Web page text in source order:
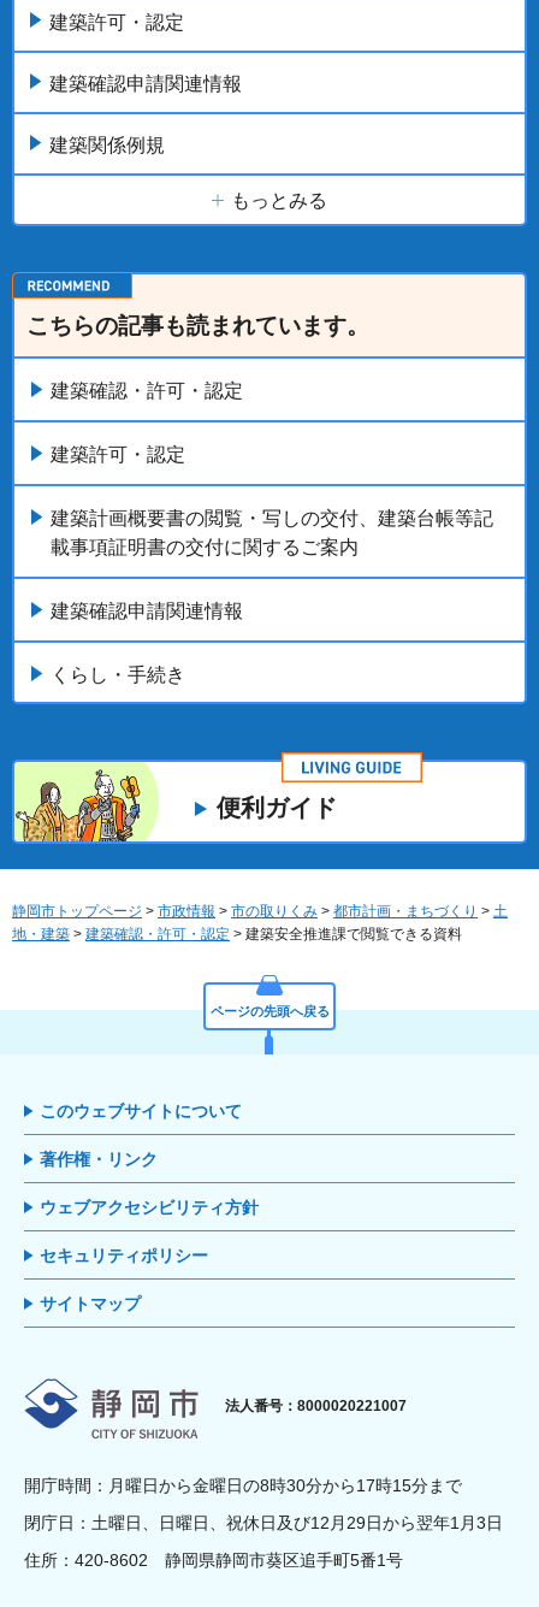
建築許可・認定
建築確認申請関連情報
建築関係例規
もっとみる
こちらの記事も読まれています。
建築確認・許可・認定
建築許可・認定
建築計画概要書の閲覧・写しの交付、建築台帳等記
載事項証明書の交付に関するご案内
建築確認申請関連情報
くらし・手続き
便利ガイド
静岡市トップページ > 市政情報 > 市の取りくみ > 都市計画・まちづくり > 土
地・建築 > 建築確認・許可・認定 > 建築安全推進課で閲覧できる資料
ページの先頭へ戻る
このウェブサイトについて
著作権・リンク
ウェブアクセシビリティ方針
セキュリティポリシー
サイトマップ
静岡市
法人番号：8000020221007
開庁時間：月曜日から金曜日の8時30分から17時15分まで
閉庁日：土曜日、日曜日、祝休日及び12月29日から翌年1月3日
住所：420-8602 静岡県静岡市葵区追手町5番1号